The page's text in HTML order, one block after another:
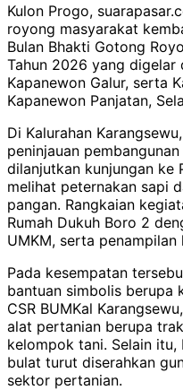
Kulon Progo,
royong masyarakat
Bulan Bhakti Gotong
Tahun 2026 yang digelar
Kapanewon Galur, serta
Kapanewon Panjatan,
Di Kalurahan
peninjauan
dilanjutkan kunjungan ke
melihat peternakan sapi
pangan. Rangkaian
Rumah Dukuh Boro 2
UMKM, serta
Pada kesempatan
bantuan simbolis berupa
CSR BUMKal
alat pertanian berupa
kelompok tani. Selain
bulat turut diserahkan
sektor pertanian.